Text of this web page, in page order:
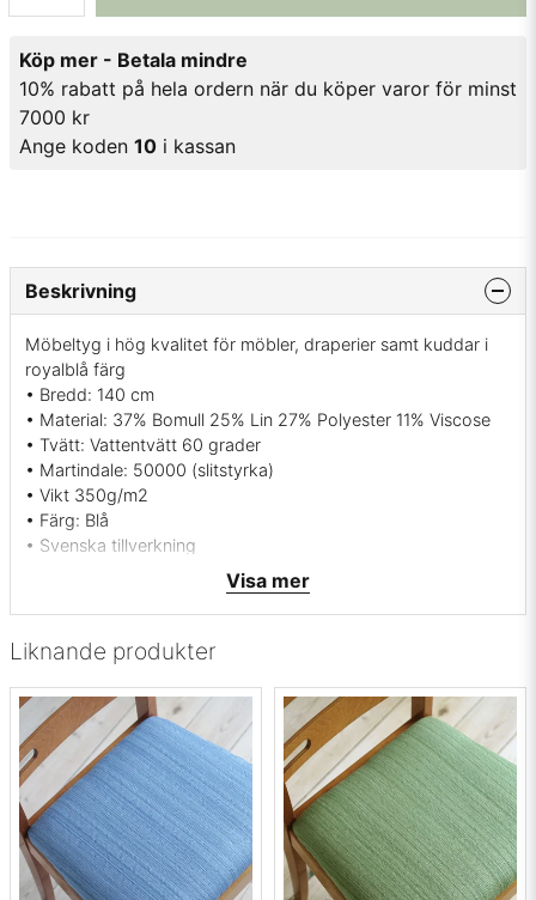
Köp mer - Betala mindre
10% rabatt på hela ordern när du köper varor för minst
7000 kr
Ange koden 10 i kassan
Liknande produkter
Beskrivning
Möbeltyg i hög kvalitet för möbler, draperier samt kuddar i
royalblå färg
• Bredd: 140 cm
• Material: 37% Bomull 25% Lin 27% Polyester 11% Viscose
• Tvätt: Vattentvätt 60 grader
• Martindale: 50000 (slitstyrka)
• Vikt 350g/m2
• Färg: Blå
• Svenska tillverkning
• Leverantör: Berghems väveri Sverige
• Flamsäkerhet SS-EN 1221-1:1994
Vill du ha ett tygprov? maila mig på
Visa mer